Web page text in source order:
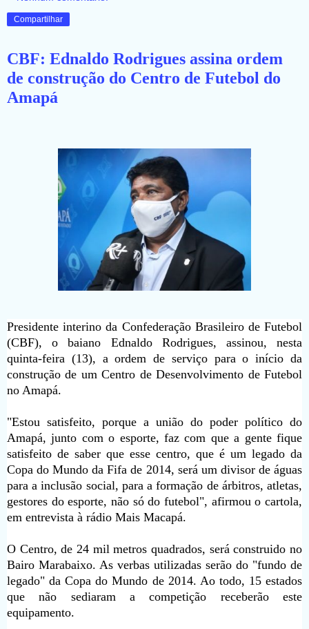
Compartilhar
CBF: Ednaldo Rodrigues assina ordem
de construção do Centro de Futebol do
Amapá
Presidente interino da Confederação Brasileiro de Futebol
(CBF), o baiano Ednaldo Rodrigues, assinou, nesta
quinta-feira (13), a ordem de serviço para o início da
construção de um Centro de Desenvolvimento de Futebol
no Amapá.
"Estou satisfeito, porque a união do poder político do
Amapá, junto com o esporte, faz com que a gente fique
satisfeito de saber que esse centro, que é um legado da
Copa do Mundo da Fifa de 2014, será um divisor de águas
para a inclusão social, para a formação de árbitros, atletas,
gestores do esporte, não só do futebol", afirmou o cartola,
em entrevista à rádio Mais Macapá.
O Centro, de 24 mil metros quadrados, será construido no
Bairo Marabaixo. As verbas utilizadas serão do "fundo de
legado" da Copa do Mundo de 2014. Ao todo, 15 estados
que não sediaram a competição receberão este
equipamento.